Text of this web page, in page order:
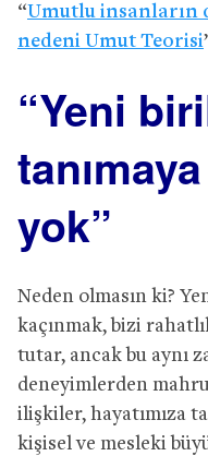
“Umutlu insanların
nedeni Umut Teorisi
“Yeni
yok”
Neden olmasın ki?
kaçınmak, bizi
tutar, ancak bu aynı
deneyimlerden
ilişkiler, hayatımıza
kişisel ve mesleki